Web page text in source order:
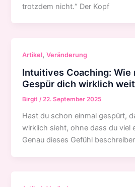
trotzdem nicht.“ Der Kopf
Artikel,Veränderung
Intuitives Coaching: Wie
Gespür dich wirklich
Birgit/22. September 2025
Hast du schon einmal gespürt,
wirklich sieht, ohne dass du viel
Genau dieses Gefühl